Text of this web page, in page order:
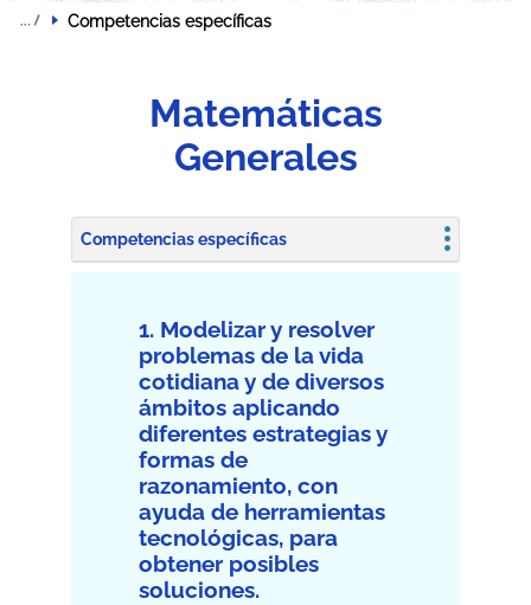
Competencias específicas
Matemáticas
Generales
Competencias específicas
1. Modelizar y resolver
problemas de la vida
cotidiana y de diversos
ámbitos aplicando
diferentes estrategias y
formas de
razonamiento, con
ayuda de herramientas
tecnológicas, para
obtener posibles
soluciones.